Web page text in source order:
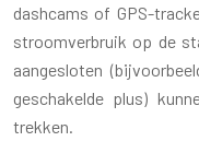
dashcams of GPS-
stroomverbruik op de
aangesloten
geschakelde plus)
trekken.